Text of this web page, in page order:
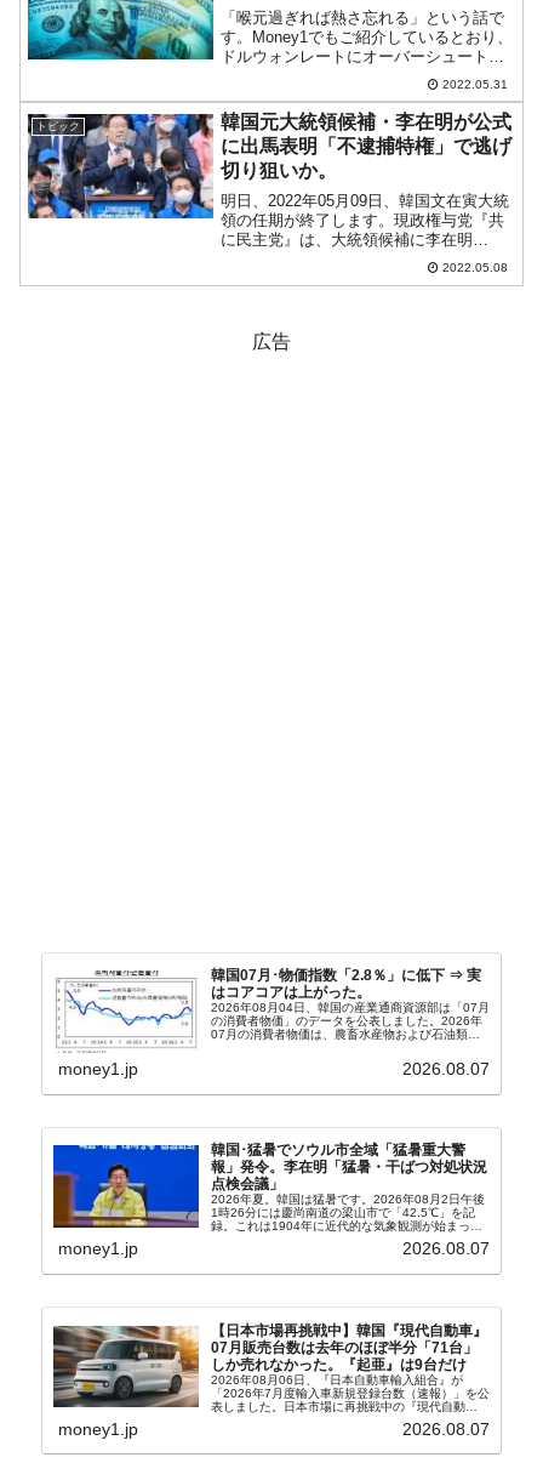
「喉元過ぎれば熱さ忘れる」という話で
す。Money1でもご紹介しているとおり、
ドルウォンレートにオーバーシュート分
の調整が入り、急速にウォン高方向に戻
しています。しかし、これは予定どおり
です。オーバーシュート分の調整は「や
っと入ったか」とい...
2022.05.31
トピック
韓国元大統領候補・李在明が公式
に出馬表明「不逮捕特権」で逃げ
切り狙いか。
明日、2022年05月09日、韓国文在寅大統
領の任期が終了します。現政権与党『共
に民主党』は、大統領候補に李在明
（イ・ジェミョン）さんを選び、大統領
選挙を戦いましたが敗れました。開票直
2022.05.08
広告
韓国07月･物価指数「2.8％」に低下 ⇒ 実
はコアコアは上がった。
2026年08月04日、韓国の産業通商資源部は「07月
の消費者物価」のデータを公表しました。2026年
07月の消費者物価は、農畜水産物および石油類の
2.8％上昇（06月は3.2％）となり、上昇率は前...
money1.jp 2026.08.07
韓国･猛暑でソウル市全域「猛暑重大警
報」発令。李在明「猛暑・干ばつ対処状況
点検会議」
2026年夏。韓国は猛暑です。2026年08月2日午後
1時26分には慶尚南道の梁山市で「42.5℃」を記
録。これは1904年に近代的な気象観測が始まって
以来の韓国史上最高気温です。08月04日には、ソ
ウル市全域への「猛暑重大警報」が発令され...
money1.jp 2026.08.07
【日本市場再挑戦中】韓国『現代自動車』
07月販売台数は去年のほぼ半分「71台」
しか売れなかった。『起亜』は9台だけ
2026年08月06日、『日本自動車輸入組合』が
「2026年7月度輸入車新規登録台数（速報）」を公
表しました。日本市場に再挑戦中の『現代自動
台数はこの中に捉えられているはずです。先月から
money1.jp 2026.08.07